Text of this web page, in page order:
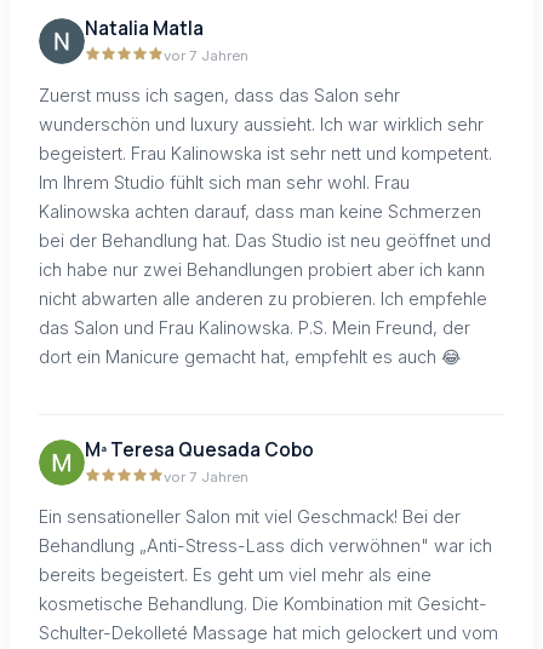
Natalia Matla
vor 7 Jahren
Zuerst muss ich sagen, dass das Salon sehr
wunderschön und luxury aussieht. Ich war wirklich sehr
begeistert. Frau Kalinowska ist sehr nett und kompetent.
Im Ihrem Studio fühlt sich man sehr wohl. Frau
Kalinowska achten darauf, dass man keine Schmerzen
bei der Behandlung hat. Das Studio ist neu geöffnet und
ich habe nur zwei Behandlungen probiert aber ich kann
nicht abwarten alle anderen zu probieren. Ich empfehle
das Salon und Frau Kalinowska. P.S. Mein Freund, der
dort ein Manicure gemacht hat, empfehlt es auch 😂
Mª Teresa Quesada Cobo
vor 7 Jahren
Ein sensationeller Salon mit viel Geschmack! Bei der
Behandlung „Anti-Stress-Lass dich verwöhnen" war ich
bereits begeistert. Es geht um viel mehr als eine
kosmetische Behandlung. Die Kombination mit Gesicht-
Schulter-Dekolleté Massage hat mich gelockert und vom